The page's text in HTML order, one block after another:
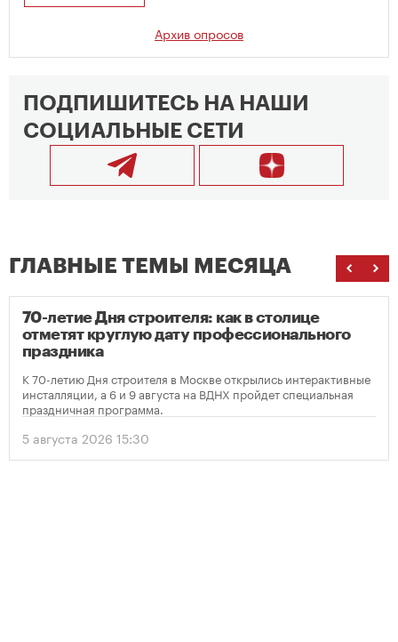
Архив опросов
ПОДПИШИТЕСЬ НА НАШИ
СОЦИАЛЬНЫЕ СЕТИ
ГЛАВНЫЕ ТЕМЫ МЕСЯЦА
70-летие Дня строителя: как в столице
отметят круглую дату профессионального
праздника
К 70-летию Дня строителя в Москве открылись интерактивные
инсталляции, а 6 и 9 августа на ВДНХ пройдет специальная
праздничная программа.
5 августа 2026 15:30